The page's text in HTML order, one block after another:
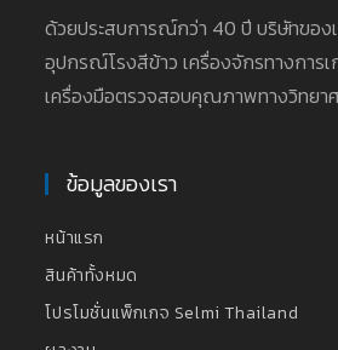
ด้วยประสบการณ์กว่า 40 ปี บริษัทของ
อุปกรณ์โรงสีข้าว เครื่องจักรทางการ
เครื่องมือตรวจสอบคุณภาพทางวิทยา
ข้อมูลของเรา
หน้าแรก
สินค้าทั้งหมด
โปรโมชั่นแพ็กเกจ Selmi Thailand